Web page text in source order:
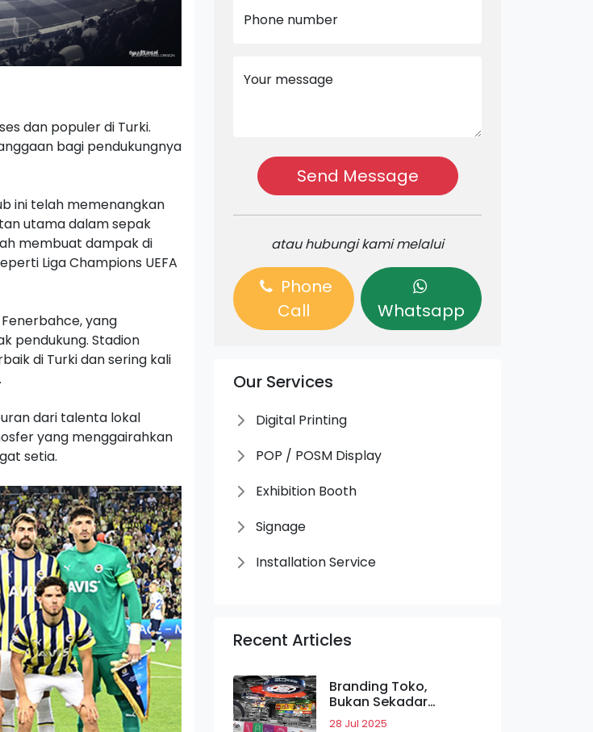
dan populer di Turki.
bagi pendukungnya
ini telah memenangkan
utama dalam sepak
membuat dampak di
Liga Champions UEFA
yang
pendukung. Stadion
di Turki dan sering kali
dari talenta lokal
yang menggairahkan
setia.
Phone number
Your message
Send Message
atau hubungi kami melalui
Phone
Call
Whatsapp
Our Services
Digital Printing
POP / POSM Display
Exhibition Booth
Signage
Installation Service
Recent Articles
Branding Toko,
Bukan Sekadar
Visual.
28 Jul 2025